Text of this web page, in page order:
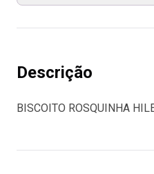
Descrição
BISCOITO ROSQUINHA